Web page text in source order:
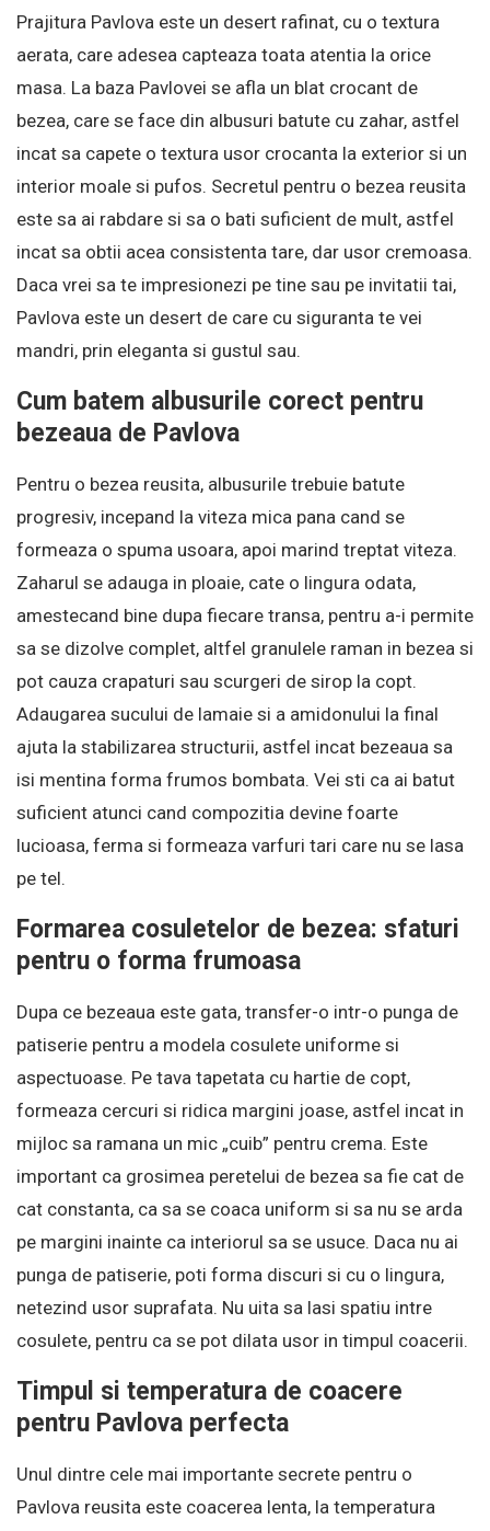
Prajitura Pavlova este un desert rafinat, cu o textura
aerata, care adesea capteaza toata atentia la orice
masa. La baza Pavlovei se afla un blat crocant de
bezea, care se face din albusuri batute cu zahar, astfel
incat sa capete o textura usor crocanta la exterior si un
interior moale si pufos. Secretul pentru o bezea reusita
este sa ai rabdare si sa o bati suficient de mult, astfel
incat sa obtii acea consistenta tare, dar usor cremoasa.
Daca vrei sa te impresionezi pe tine sau pe invitatii tai,
Pavlova este un desert de care cu siguranta te vei
mandri, prin eleganta si gustul sau.
Cum batem albusurile corect pentru
bezeaua de Pavlova
Pentru o bezea reusita, albusurile trebuie batute
progresiv, incepand la viteza mica pana cand se
formeaza o spuma usoara, apoi marind treptat viteza.
Zaharul se adauga in ploaie, cate o lingura odata,
amestecand bine dupa fiecare transa, pentru a-i permite
sa se dizolve complet, altfel granulele raman in bezea si
pot cauza crapaturi sau scurgeri de sirop la copt.
Adaugarea sucului de lamaie si a amidonului la final
ajuta la stabilizarea structurii, astfel incat bezeaua sa
isi mentina forma frumos bombata. Vei sti ca ai batut
suficient atunci cand compozitia devine foarte
lucioasa, ferma si formeaza varfuri tari care nu se lasa
pe tel.
Formarea cosuletelor de bezea: sfaturi
pentru o forma frumoasa
Dupa ce bezeaua este gata, transfer-o intr-o punga de
patiserie pentru a modela cosulete uniforme si
aspectuoase. Pe tava tapetata cu hartie de copt,
formeaza cercuri si ridica margini joase, astfel incat in
mijloc sa ramana un mic „cuib” pentru crema. Este
important ca grosimea peretelui de bezea sa fie cat de
cat constanta, ca sa se coaca uniform si sa nu se arda
pe margini inainte ca interiorul sa se usuce. Daca nu ai
punga de patiserie, poti forma discuri si cu o lingura,
netezind usor suprafata. Nu uita sa lasi spatiu intre
cosulete, pentru ca se pot dilata usor in timpul coacerii.
Timpul si temperatura de coacere
pentru Pavlova perfecta
Unul dintre cele mai importante secrete pentru o
Pavlova reusita este coacerea lenta, la temperatura